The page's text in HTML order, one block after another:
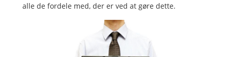
alle de fordele med, der er ved at gøre dette.